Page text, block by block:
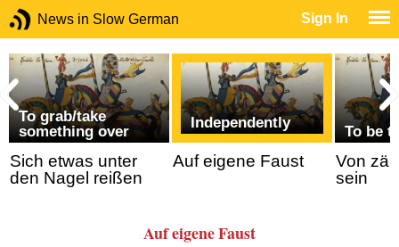
News in Slow German Sign In
To grab/take
something over
Sich etwas unter
den Nagel reißen
Independently
Auf eigene Faust
To be
Von
sein
Auf eigene Faust